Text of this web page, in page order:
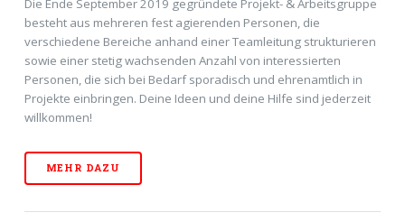
Die Ende September 2019 gegründete Projekt- & Arbeitsgruppe
besteht aus mehreren fest agierenden Personen, die
verschiedene Bereiche anhand einer Teamleitung strukturieren
sowie einer stetig wachsenden Anzahl von interessierten
Personen, die sich bei Bedarf sporadisch und ehrenamtlich in
Projekte einbringen. Deine Ideen und deine Hilfe sind jederzeit
willkommen!
MEHR DAZU